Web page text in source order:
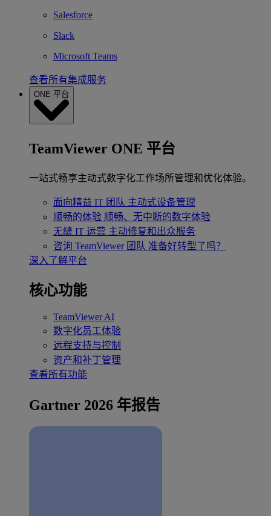
Salesforce
Slack
Microsoft Teams
查看所有集成服务
ONE 平台
TeamViewer ONE 平台
一站式畅享主动式数字化工作场所管理和优化体验。
面向精益 IT 团队 主动式设备管理
顺畅的体验 顺畅、无中断的数字体验
无缝 IT 运营 主动修复和出众服务
咨询 TeamViewer 团队 准备好转型了吗？
深入了解平台
核心功能
TeamViewer AI
数字化员工体验
远程支持与控制
资产和补丁管理
查看所有功能
Gartner 2026 年报告